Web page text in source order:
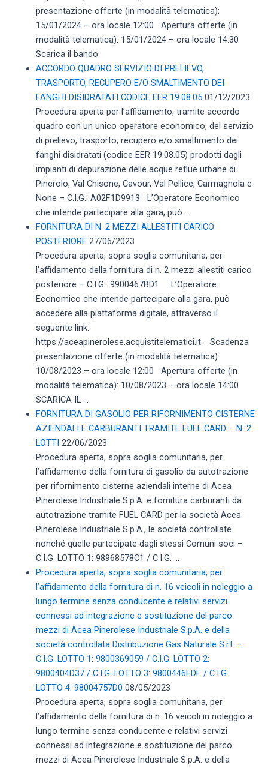
presentazione offerte (in modalità telematica):
15/01/2024 – ora locale 12:00 Apertura offerte (in
modalità telematica): 15/01/2024 – ora locale 14:30
Scarica il bando
ACCORDO QUADRO SERVIZIO DI PRELIEVO,
TRASPORTO, RECUPERO E/O SMALTIMENTO DEI
FANGHI DISIDRATATI CODICE EER 19.08.05 01/12/2023
Procedura aperta per l’affidamento, tramite accordo
quadro con un unico operatore economico, del servizio
di prelievo, trasporto, recupero e/o smaltimento dei
fanghi disidratati (codice EER 19.08.05) prodotti dagli
impianti di depurazione delle acque reflue urbane di
Pinerolo, Val Chisone, Cavour, Val Pellice, Carmagnola e
None – C.I.G.: A02F1D9913 L’Operatore Economico
che intende partecipare alla gara, può ...
FORNITURA DI N. 2 MEZZI ALLESTITI CARICO
POSTERIORE 27/06/2023
Procedura aperta, sopra soglia comunitaria, per
l’affidamento della fornitura di n. 2 mezzi allestiti carico
posteriore – C.I.G.: 9900467BD1 L’Operatore
Economico che intende partecipare alla gara, può
accedere alla piattaforma digitale, attraverso il
seguente link:
https://aceapinerolese.acquistitelematici.it. Scadenza
presentazione offerte (in modalità telematica):
10/08/2023 – ora locale 12:00 Apertura offerte (in
modalità telematica): 10/08/2023 – ora locale 14:00
SCARICA IL ...
FORNITURA DI GASOLIO PER RIFORNIMENTO CISTERNE
AZIENDALI E CARBURANTI TRAMITE FUEL CARD – N. 2
LOTTI 22/06/2023
Procedura aperta, sopra soglia comunitaria, per
l’affidamento della fornitura di gasolio da autotrazione
per rifornimento cisterne aziendali interne di Acea
Pinerolese Industriale S.p.A. e fornitura carburanti da
autotrazione tramite FUEL CARD per la società Acea
Pinerolese Industriale S.p.A., le società controllate
nonché quelle partecipate dagli stessi Comuni soci –
C.I.G. LOTTO 1: 98968578C1 / C.I.G. ...
Procedura aperta, sopra soglia comunitaria, per
l’affidamento della fornitura di n. 16 veicoli in noleggio a
lungo termine senza conducente e relativi servizi
connessi ad integrazione e sostituzione del parco
mezzi di Acea Pinerolese Industriale S.p.A. e della
società controllata Distribuzione Gas Naturale S.r.l. –
C.I.G. LOTTO 1: 9800369059 / C.I.G. LOTTO 2:
9800404D37 / C.I.G. LOTTO 3: 9800446FDF / C.I.G.
LOTTO 4: 98004757D0 08/05/2023
Procedura aperta, sopra soglia comunitaria, per
l’affidamento della fornitura di n. 16 veicoli in noleggio a
lungo termine senza conducente e relativi servizi
connessi ad integrazione e sostituzione del parco
mezzi di Acea Pinerolese Industriale S.p.A. e della